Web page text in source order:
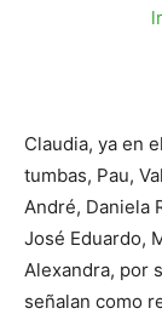
Claudia, ya en el
tumbas, Pau,
André, Daniela
José Eduardo,
Alexandra, por
señalan como